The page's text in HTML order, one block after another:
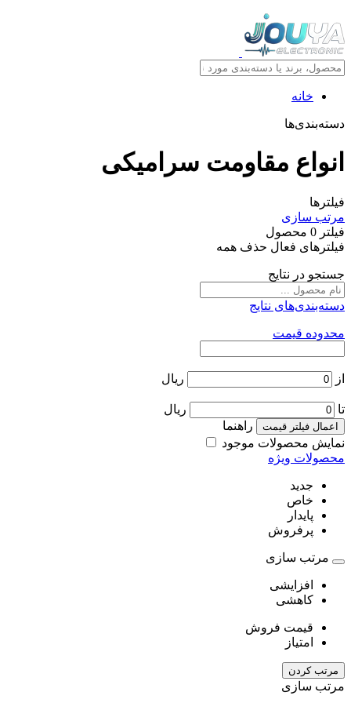
خانه
دسته‌بندی‌ها
انواع مقاومت سرامیکی
فیلترها
مرتب سازی
فیلتر 0 محصول
فیلترهای فعال حذف همه
جستجو در نتایج
دسته‌بندی‌های نتایج
محدوده قیمت
از ریال
تا ریال
اعمال فیلتر قیمت
راهنما
نمایش محصولات موجود
محصولات ویژه
جدید
خاص
پایدار
پرفروش
مرتب سازی
افزایشی
کاهشی
قیمت فروش
امتیاز
مرتب کردن
مرتب سازی